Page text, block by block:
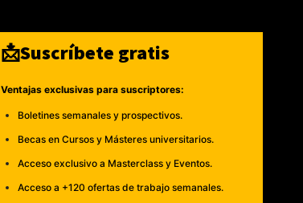
📩Suscríbete gratis
Ventajas exclusivas para suscriptores:
Boletines semanales y prospectivos.
Becas en Cursos y Másteres universitarios.
Acceso exclusivo a Masterclass y Eventos.
Acceso a +120 ofertas de trabajo semanales.